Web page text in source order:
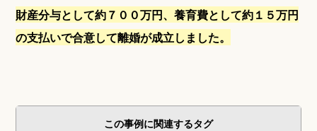
財産分与として約７００万円、養育費として約１５万円
の支払いで合意して離婚が成立しました。
この事例に関連するタグ